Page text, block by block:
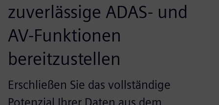
zuverlässige ADAS- und
AV-Funktionen
bereitzustellen
Erschließen Sie das vollständige
Potenzial Ihrer Daten aus dem